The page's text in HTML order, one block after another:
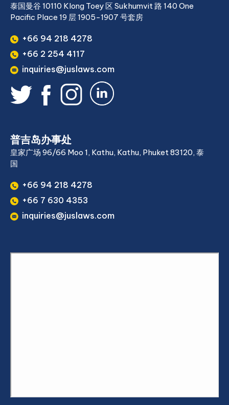
泰国曼谷 10110 Klong Toey 区 Sukhumvit 路 140 One
Pacific Place 19 层 1905-1907 号套房
+66 94 218 4278
+66 2 254 4117
inquiries@juslaws.com
普吉岛办事处
皇家广场 96/66 Moo 1, Kathu, Kathu, Phuket 83120, 泰
国
+66 94 218 4278
+66 7 630 4353
inquiries@juslaws.com